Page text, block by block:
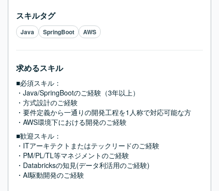
スキルタグ
Java SpringBoot AWS
求めるスキル
■必須スキル：
・Java/SpringBootのご経験（3年以上）
・方式設計のご経験
・要件定義から一通りの開発工程を1人称で対応可能な方
・AWS環境下における開発のご経験
■歓迎スキル：
・ITアーキテクトまたはテックリードのご経験
・PM/PL/TL等マネジメントのご経験
・Databricksの知見(データ利活用のご経験)
・AI駆動開発のご経験